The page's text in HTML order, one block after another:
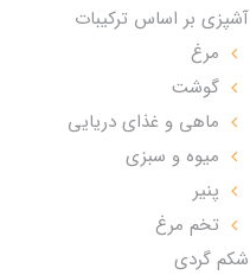
آشپزی بر اساس ترکیبات
مرغ
گوشت
ماهی و غذای دریایی
میوه و سبزی
پنیر
تخم مرغ
شکم گردی